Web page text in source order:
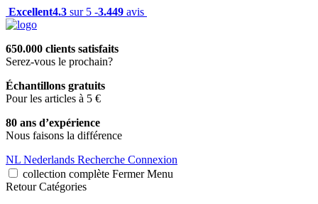
Excellent4.3 sur 5 -3.449 avis
650.000 clients satisfaits
Serez-vous le prochain?
Échantillons gratuits
Pour les articles à 5 €
80 ans d’expérience
Nous faisons la différence
NL Nederlands Recherche Connexion
collection complète Fermer Menu
Retour Catégories